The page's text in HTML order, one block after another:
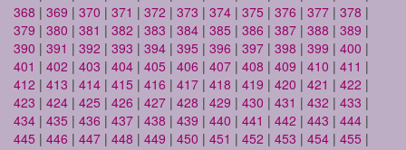
368 | 369 | 370 | 371 | 372 | 373 | 374 | 375 | 376 | 377 | 378 |
379 | 380 | 381 | 382 | 383 | 384 | 385 | 386 | 387 | 388 | 389 |
390 | 391 | 392 | 393 | 394 | 395 | 396 | 397 | 398 | 399 | 400 |
401 | 402 | 403 | 404 | 405 | 406 | 407 | 408 | 409 | 410 | 411 |
412 | 413 | 414 | 415 | 416 | 417 | 418 | 419 | 420 | 421 | 422 |
423 | 424 | 425 | 426 | 427 | 428 | 429 | 430 | 431 | 432 | 433 |
434 | 435 | 436 | 437 | 438 | 439 | 440 | 441 | 442 | 443 | 444 |
445 | 446 | 447 | 448 | 449 | 450 | 451 | 452 | 453 | 454 | 455 |